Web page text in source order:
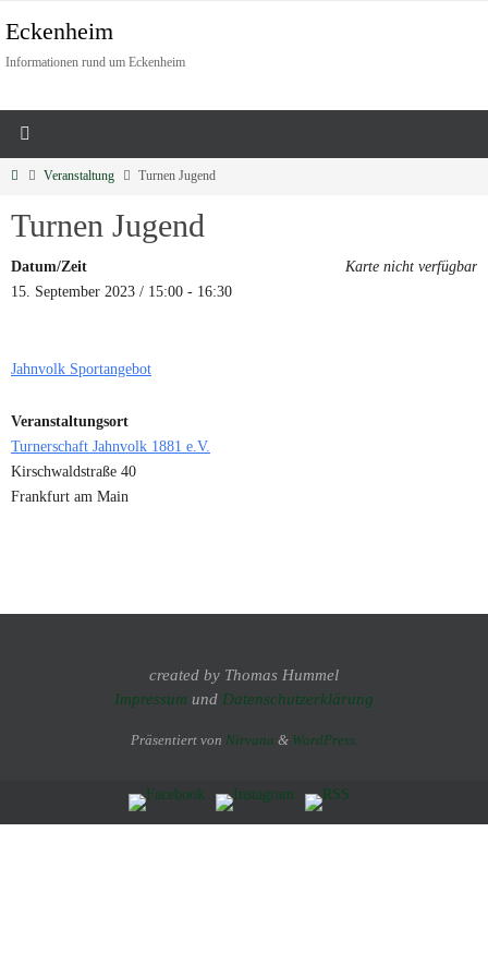
Eckenheim
Informationen rund um Eckenheim
Veranstaltung Turnen Jugend
Turnen Jugend
Karte nicht verfügbar
Datum/Zeit
15. September 2023 / 15:00 - 16:30
Jahnvolk Sportangebot
Veranstaltungsort
Turnerschaft Jahnvolk 1881 e.V.
Kirschwaldstraße 40
Frankfurt am Main
created by Thomas Hummel
Impressum und Datenschutzerklärung
Präsentiert von Nirvana & WordPress.